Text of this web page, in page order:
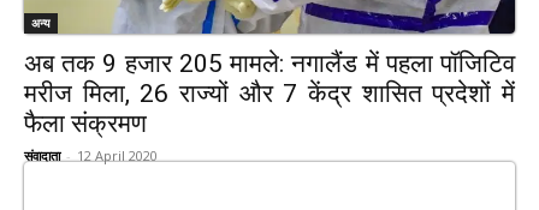
अन्य
अब तक 9 हजार 205 मामले: नगालैंड में पहला पॉजिटिव
मरीज मिला, 26 राज्यों और 7 केंद्र शासित प्रदेशों में
फैला संक्रमण
संवादाता - 12 April 2020